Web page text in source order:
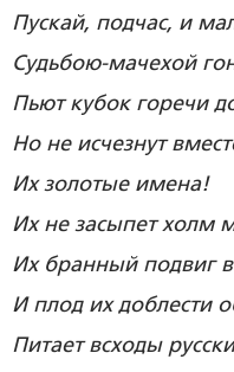
Пускай, подчас, и
Судьбою-мачехой
Пьют кубок горечи
Но не исчезнут
Их золотые имена!
Их не засыпет холм
Их бранный подвиг
И плод их доблести
Питает всходы